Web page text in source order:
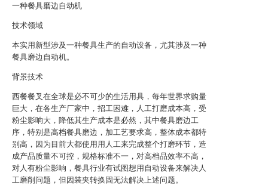
一种餐具磨边自动机
技术领域
本实用新型涉及一种餐具生产的自动设备，尤其涉及一种
餐具磨边自动机。
背景技术
西餐餐叉在全球是必不可少的生活用具，每年世界求购量
巨大，在各生产厂家中，招工困难，人工打磨成本高，受
粉尘影响大，降低其生产成本是必然，其中餐具磨边工
序，特别是高档餐具磨边，加工艺要求高，整体成本都特
别高，因为目前大都使用用人工来完成整个打磨环节，造
成产品质量不可控，规格标准不一，对高档品效率不高，
对人有粉尘影响，餐具行业有试图想用自动设备来解决人
工磨削问题，但因装夹转换固无法解决上述问题。